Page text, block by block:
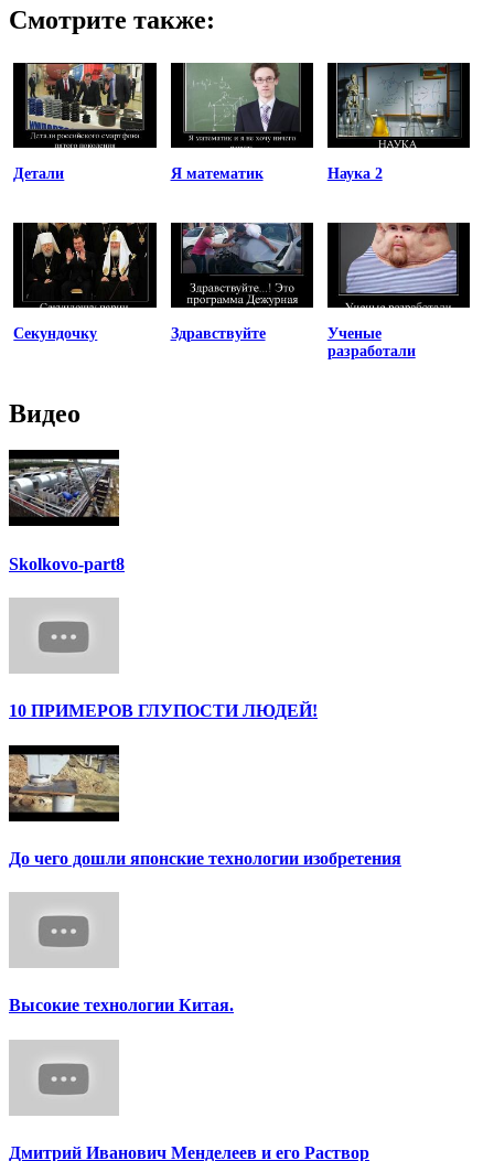
Смотрите также:
Детали Я математик Наука 2
Секундочку Здравствуйте
Ученые
разработали
Видео
Skolkovo-part8
10 ПРИМЕРОВ ГЛУПОСТИ ЛЮДЕЙ!
До чего дошли японские технологии изобретения
Высокие технологии Китая.
Дмитрий Иванович Менделеев и его Раствор